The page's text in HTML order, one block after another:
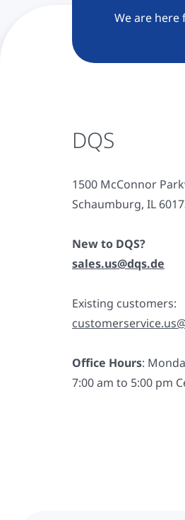
We are here
DQS
1500 McConnor
Schaumburg, IL
New to DQS?
sales.us@dqs.de
Existing customers:
Office Hours:
7:00 am to 5:00 pm